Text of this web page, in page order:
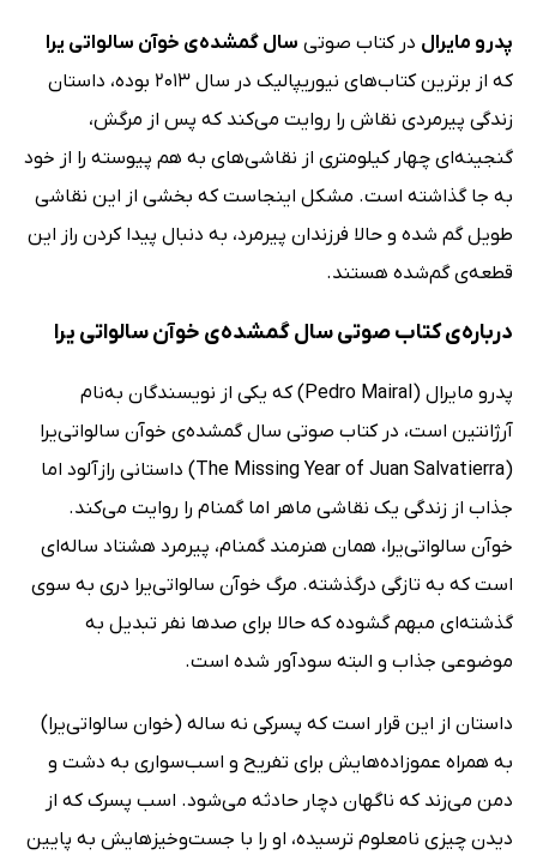
پدرو مایرال در کتاب صوتی سال گمشده‌ی خوآن سالواتی یرا
که از برترین کتاب‌های نیوریپالیک در سال 2013 بوده، داستان
زندگی پیرمردی نقاش را روایت می‌کند که پس از مرگش،
گنجینه‌ای چهار کیلومتری از نقاشی‌های به هم پیوسته را از خود
به جا گذاشته است. مشکل اینجاست که بخشی از این نقاشی
طویل گم شده و حالا فرزندان پیرمرد، به دنبال پیدا کردن راز این
قطعه‌ی گم‌شده هستند.
درباره‌ی کتاب صوتی سال گمشده‌ی خوآن سالواتی یرا
پدرو مایرال (Pedro Mairal) که یکی از نویسندگان به‌نام
آرژانتین است، در کتاب صوتی سال گمشده‌ی خوآن سالواتی‌یرا
(The Missing Year of Juan Salvatierra) داستانی رازآلود اما
جذاب از زندگی یک نقاشی ماهر اما گمنام را روایت می‌کند.
خوآن سالواتی‌یرا، همان هنرمند گمنام، پیرمرد هشتاد ساله‌ای
است که به تازگی درگذشته. مرگ خوآن سالواتی‌یرا دری به سوی
گذشته‌ای مبهم گشوده که حالا برای صدها نفر تبدیل به
موضوعی جذاب و البته سودآور شده است.
داستان از این قرار است که پسرکی نه ساله (خوان سالواتی‌یرا)
به همراه عموزاده‌هایش برای تفریح و اسب‌سواری به دشت و
دمن می‌زند که ناگهان دچار حادثه می‌شود. اسب پسرک که از
دیدن چیزی نامعلوم ترسیده، او را با جست‌وخیزهایش به پایین